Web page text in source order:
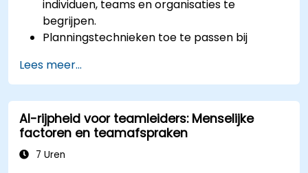
individuen, teams en organisaties te
begrijpen.
Planningstechnieken toe te passen bij
Organisatorische veranderingen effectief te
bevorderen via sterk leiderschap.
Lees meer...
AI-rijpheid voor teamleiders: Menselijke
factoren en teamafspraken
7 Uren